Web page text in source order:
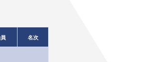
名次